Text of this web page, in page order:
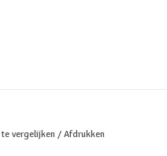
vergelijken / Afdrukken